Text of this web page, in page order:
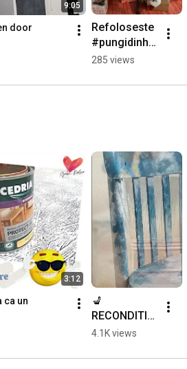
9:05
door
Refoloseste
#pungidinha
rtie cu brand
#cadouridec
285 views
3:12
ca un
💺
RECONDITIO
NARE
OARE: scaun
4.1K views